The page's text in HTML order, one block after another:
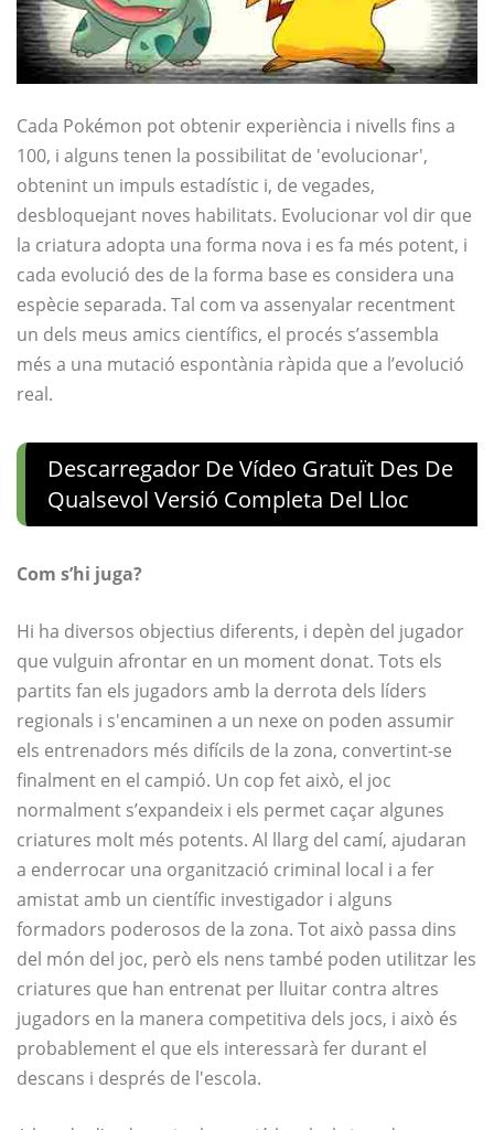
Cada Pokémon pot obtenir experiència i nivells fins a
100, i alguns tenen la possibilitat de 'evolucionar',
obtenint un impuls estadístic i, de vegades,
desbloquejant noves habilitats. Evolucionar vol dir que
la criatura adopta una forma nova i es fa més potent, i
cada evolució des de la forma base es considera una
espècie separada. Tal com va assenyalar recentment
un dels meus amics científics, el procés s’assembla
més a una mutació espontània ràpida que a l’evolució
real.
Descarregador De Vídeo Gratuït Des De
Qualsevol Versió Completa Del Lloc
Com s’hi juga?
Hi ha diversos objectius diferents, i depèn del jugador
que vulguin afrontar en un moment donat. Tots els
partits fan els jugadors amb la derrota dels líders
regionals i s'encaminen a un nexe on poden assumir
els entrenadors més difícils de la zona, convertint-se
finalment en el campió. Un cop fet això, el joc
normalment s’expandeix i els permet caçar algunes
criatures molt més potents. Al llarg del camí, ajudaran
a enderrocar una organització criminal local i a fer
amistat amb un científic investigador i alguns
formadors poderosos de la zona. Tot això passa dins
del món del joc, però els nens també poden utilitzar les
criatures que han entrenat per lluitar contra altres
jugadors en la manera competitiva dels jocs, i això és
probablement el que els interessarà fer durant el
descans i després de l'escola.